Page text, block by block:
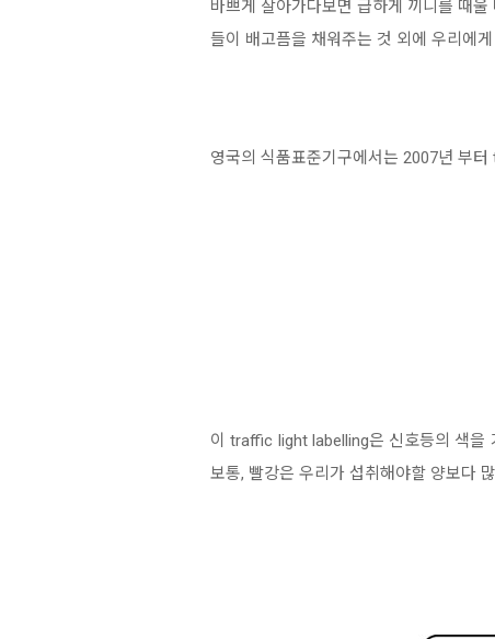
바쁘게 살아가다보면 급하게 끼니를 때
들이 배고픔을 채워주는 것 외에 우리에
영국의 식품표준기구에서는 2007년 부
이 traffic light labelling은 신호등의 색을
보통, 빨강은 우리가 섭취해야할 양보다